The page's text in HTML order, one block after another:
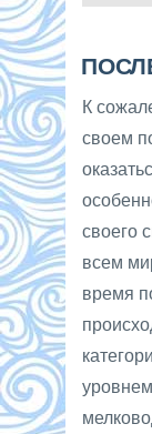
К
своем
своего
всем
время